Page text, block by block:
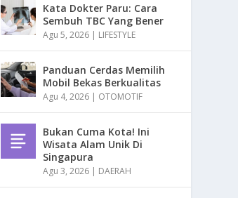
Kata Dokter Paru: Cara
Sembuh TBC Yang Bener
Agu 5, 2026 | LIFESTYLE
Panduan Cerdas Memilih
Mobil Bekas Berkualitas
Agu 4, 2026 | OTOMOTIF
Bukan Cuma Kota! Ini
Wisata Alam Unik Di
Singapura
Agu 3, 2026 | DAERAH